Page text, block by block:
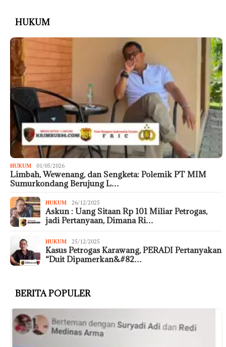
HUKUM
HUKUM 01/05/2026
Limbah, Wewenang, dan Sengketa: Polemik PT MIM
Sumurkondang Berujung L…
HUKUM 26/12/2025
Askun : Uang Sitaan Rp 101 Miliar Petrogas,
jadi Pertanyaan, Dimana Ri…
HUKUM 25/12/2025
Kasus Petrogas Karawang, PERADI Pertanyakan
“Duit Dipamerkan&#82…
BERITA POPULER